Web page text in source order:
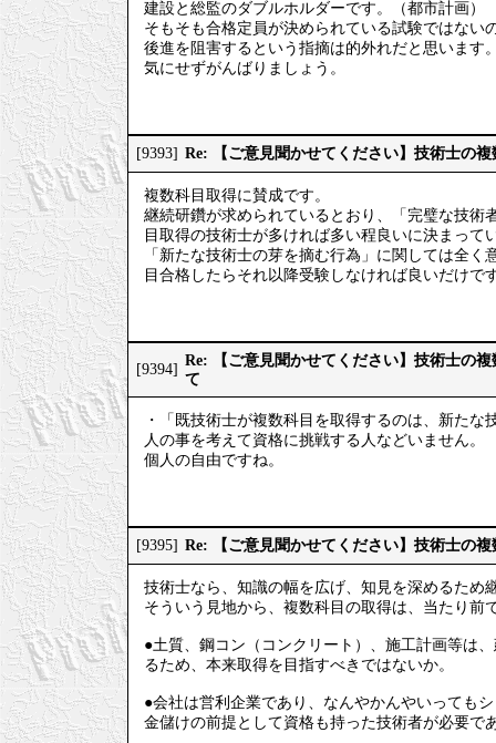
建設と総監のダブルホルダーです。（都市計画）
そもそも合格定員が決められている試験ではない
後進を阻害するという指摘は的外れだと思います
気にせずがんばりましょう。
[9393] Re: 【ご意見聞かせてください】技術士の
複数科目取得に賛成です。
継続研鑽が求められているとおり、「完璧な技術
目取得の技術士が多ければ多い程良いに決まっ
「新たな技術士の芽を摘む行為」に関しては全
目合格したらそれ以降受験しなければ良いだけで
[9394]
Re: 【ご意見聞かせてください】技術士の
て
・「既技術士が複数科目を取得するのは、新た
人の事を考えて資格に挑戦する人などいません。
個人の自由ですね。
[9395] Re: 【ご意見聞かせてください】技術士の
技術士なら、知識の幅を広げ、知見を深めるため
そういう見地から、複数科目の取得は、当たり前
●土質、鋼コン（コンクリート）、施工計画等は
るため、本来取得を目指すべきではないか。
●会社は営利企業であり、なんやかんやいっても
金儲けの前提として資格も持った技術者が必要で